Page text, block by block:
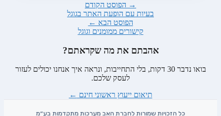
→ הפוסט הקודם
בעיות עם הופעת האתר בגוגל
הפוסט הבא ←
קישורים ממומנים וגוגל
אהבתם את מה שקראתם?
בואו נדבר 30 דקות, בלי התחייבות, ונראה איך אנחנו יכולים לעזור
לעסק שלכם.
תיאום ייעוץ ראשוני חינם ←